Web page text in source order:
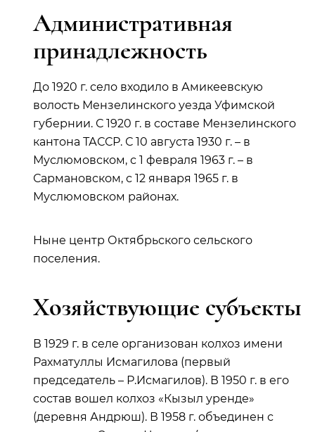
Административная
принадлежность
До 1920 г. село входило в Амикеевскую
волость Мензелинского уезда Уфимской
губернии. С 1920 г. в составе Мензелинского
кантона ТАССР. С 10 августа 1930 г. – в
Муслюмовском, с 1 февраля 1963 г. – в
Сармановском, с 12 января 1965 г. в
Муслюмовском районах.
Ныне центр Октябрьского сельского
поселения.
Хозяйствующие субъекты
В 1929 г. в селе организован колхоз имени
Рахматуллы Исмагилова (первый
председатель – Р.Исмагилов). В 1950 г. в его
состав вошел колхоз «Кызыл уренде»
(деревня Андрюш). В 1958 г. объединен с